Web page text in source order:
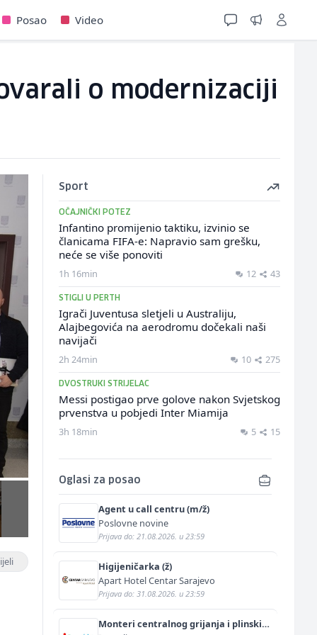
Posao Video
o modernizaciji
Sport
OČAJNIČKI POTEZ
Infantino promijenio taktiku, izvinio se
članicama FIFA-e: Napravio sam grešku,
neće se više ponoviti
1h 16min 12 43
STIGLI U PERTH
Igrači Juventusa sletjeli u Australiju,
Alajbegovića na aerodromu dočekali naši
navijači
2h 24min 10 275
DVOSTRUKI STRIJELAC
Messi postigao prve golove nakon Svjetskog
prvenstva u pobjedi Inter Miamija
3h 18min 5 15
Oglasi za posao
Agent u call centru (m/ž)
Poslovne novine
Prijava do: 21.08.2026. u 23:59
Higijeničarka (ž)
Apart Hotel Centar Sarajevo
Prijava do: 31.08.2026. u 23:59
Monteri centralnog grijanja i plinskih